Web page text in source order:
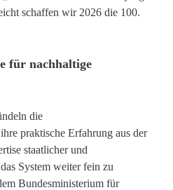
schaffen wir 2026 die 100.
für nachhaltige
die
praktische Erfahrung aus der
staatlicher und
System weiter fein zu
Bundesministerium für